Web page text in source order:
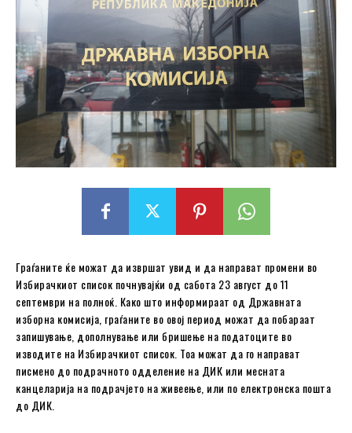
Граѓаните ќе можат да извршат увид и да направат промени во
Избирачкиот список почнувајќи од сабота 23 август до 11
септември на полноќ. Како што информираат од Државната
изборна комисија, граѓаните во овој период можат да побараат
запишување, дополнување или бришење на податоците во
изводите на Избирачкиот список. Тоа можат да го направат
писмено до подрачното одделение на ДИК или месната
канцеларија на подрачјето на живеење, или по електронска пошта
до ДИК.